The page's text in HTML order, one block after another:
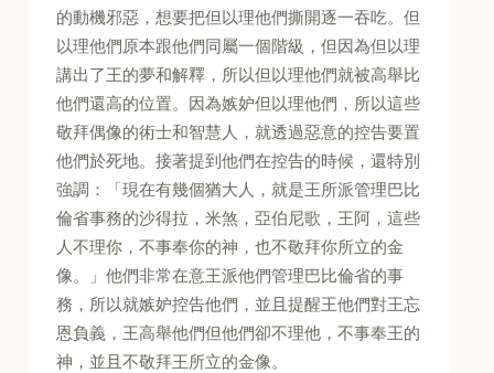
的動機邪惡，想要把但以理他們撕開逐一吞吃。但
以理他們原本跟他們同屬一個階級，但因為但以理
講出了王的夢和解釋，所以但以理他們就被高舉比
他們還高的位置。因為嫉妒但以理他們，所以這些
敬拜偶像的術士和智慧人，就透過惡意的控告要置
他們於死地。接著提到他們在控告的時候，還特別
強調：「現在有幾個猶大人，就是王所派管理巴比
倫省事務的沙得拉，米煞，亞伯尼歌，王阿，這些
人不理你，不事奉你的神，也不敬拜你所立的金
像。」他們非常在意王派他們管理巴比倫省的事
務，所以就嫉妒控告他們，並且提醒王他們對王忘
恩負義，王高舉他們但他們卻不理他，不事奉王的
神，並且不敬拜王所立的金像。